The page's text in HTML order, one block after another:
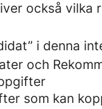
också vilka
i denna
och
som kan